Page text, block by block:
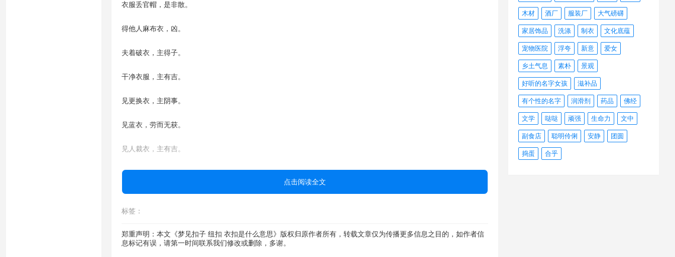
衣服丢官帽，是非散。
得他人麻布衣，凶。
夫着破衣，主得子。
干净衣服，主有吉。
见更换衣，主阴事。
见蓝衣，劳而无获。
见人裁衣，主有吉。
见脏衣服，主病疾。
梦矮人穿长衣。
点击阅读全文
标签：
郑重声明：本文《梦见扣子 纽扣 衣扣是什么意思》版权归原作者所有，转载文章仅为传播更多信息之目的，如作者信
息标记有误，请第一时间联系我们修改或删除，多谢。
木材 酒厂 服装厂 大气磅礴
家居饰品 洗涤 制衣 文化底蕴
宠物医院 浮夸 新意 爱女
乡土气息 素朴 景观
好听的名字女孩 滋补品
有个性的名字 润滑剂 药品 佛经
文学 哒哒 顽强 生命力 文中
副食店 聪明伶俐 安静 团圆
捣蛋 合乎